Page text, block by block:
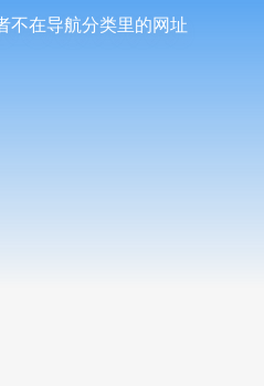
不在导航分类里的网址